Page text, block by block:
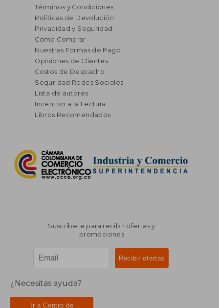
Términos y Condiciones
Políticas de Devolución
Privacidad y Seguridad
Cómo Comprar
Nuestras Formas de Pago
Opiniones de Clientes
Costos de Despacho
Seguridad Redes Sociales
Lista de autores
Incentivo a la Lectura
Libros Recomendados
Suscríbete para recibir ofertas y
promociones
¿Necesitas ayuda?
Ir a Centro de